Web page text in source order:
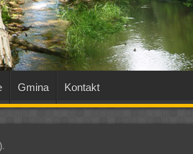
Gmina Kontakt